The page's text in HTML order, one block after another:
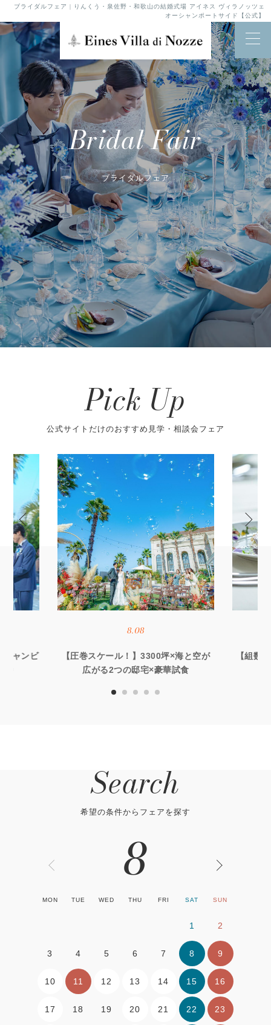
ブライダルフェア | りんくう・泉佐野・和歌山の結婚式場 アイネス ヴィラノッツェ
オーシャンポートサイド【公式】
Bridal Fair
ブライダルフェア
Pick Up
公式サイトだけのおすすめ見学・相談会フェア
シャンビ
8.08
【圧巻スケール！】3300坪×海と空が
広がる2つの邸宅×豪華試食
【組数
Search
希望の条件からフェアを探す
8
MON TUE WED THU FRI SAT SUN
1 2
3 4 5 6 7 8 9
10 11 12 13 14 15 16
17 18 19 20 21 22 23